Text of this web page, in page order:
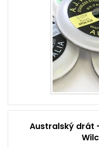
Australský drát